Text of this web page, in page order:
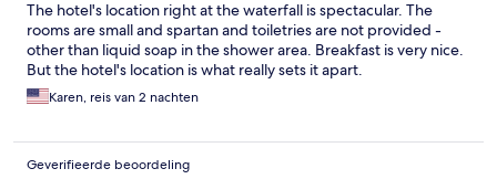
The hotel's location right at the waterfall is spectacular. The
rooms are small and spartan and toiletries are not provided -
other than liquid soap in the shower area. Breakfast is very nice.
But the hotel's location is what really sets it apart.
Karen, reis van 2 nachten
Geverifieerde beoordeling